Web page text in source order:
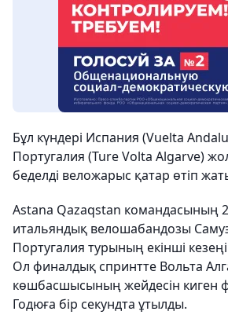
Бұл күндері Испания (Vuelta
Португалия (Ture Volta Algarve)
беделді веложарыс қатар өтіп
Astana Qazaqstan командасының
итальяндық велошабандозы
Португалия турының екінші
Ол финалдық спринтте Вольта
көшбасшысының жейдесін киген
Годюға бір секундта ұтылды.